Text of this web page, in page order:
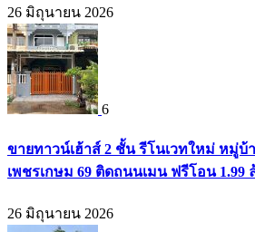
26 มิถุนายน 2026
6
ขายทาวน์เฮ้าส์ 2 ชั้น รีโนเวทใหม่ หมู่บ้
เพชรเกษม 69 ติดถนนเมน ฟรีโอน 1.99
26 มิถุนายน 2026